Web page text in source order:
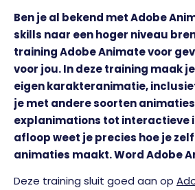
Ben je al bekend met Adobe
skills naar een hoger niveau
training Adobe Animate voor
voor jou. In deze training maak
eigen karakteranimatie,
je met andere soorten
explanimations tot interactieve
afloop weet je precies hoe je
animaties maakt. Word Adobe
Deze training sluit goed aan op